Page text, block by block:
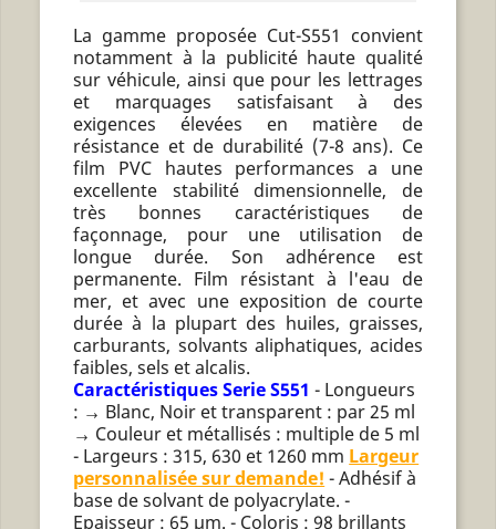
La gamme proposée Cut-S551 convient
notamment à la publicité haute qualité
sur véhicule, ainsi que pour les lettrages
et marquages satisfaisant à des
exigences élevées en matière de
résistance et de durabilité (7-8 ans). Ce
film PVC hautes performances a une
excellente stabilité dimensionnelle, de
très bonnes caractéristiques de
façonnage, pour une utilisation de
longue durée. Son adhérence est
permanente. Film résistant à l'eau de
mer, et avec une exposition de courte
durée à la plupart des huiles, graisses,
carburants, solvants aliphatiques, acides
faibles, sels et alcalis.
Caractéristiques Serie S551 - Longueurs
: → Blanc, Noir et transparent : par 25 ml
→ Couleur et métallisés : multiple de 5 ml
- Largeurs : 315, 630 et 1260 mm Largeur
personnalisée sur demande! - Adhésif à
base de solvant de polyacrylate. -
Epaisseur : 65 µm. - Coloris : 98 brillants